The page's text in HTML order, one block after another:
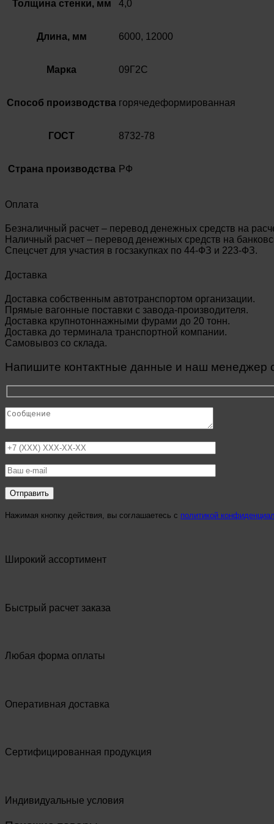
Толщина стенки, мм 4,0
Длина, мм 6000, 12000
Марка 09Г2С
Способ производства горячедеформированная
ГОСТ 8732-78
Страна производства РФ
Оплата
Безналичный расчет – перевод денежных средств на
Наличный расчет – перевод денежных средств на
Спецсчет для участия в госзакупках по 44-ФЗ и 223-ФЗ.
Доставка
Доставка собственным автотранспортом организации.
Прямые вагонные поставки с завода-производителя.
Доставка крупнотоннажными фурами до 20 тонн.
Доставка до терминала транспортной компании.
Самовывоз со склада.
Напишите контактные данные и наш менеджер
Нажимая кнопку действия, вы соглашаетесь с политикой
Широкий ассортимент
Быстрый расчет заказа
Любая форма оплаты
Оперативная доставка
Сертифицированная продукция
Индивидуальные условия